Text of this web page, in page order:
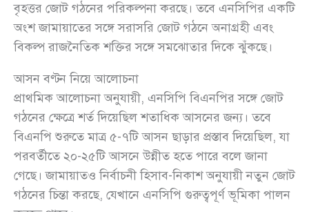
বৃহত্তর জোট গঠনের পরিকল্পনা করছে। তবে এনসিপির একটি
অংশ জামায়াতের সঙ্গে সরাসরি জোট গঠনে অনাগ্রহী এবং
বিকল্প রাজনৈতিক শক্তির সঙ্গে সমঝোতার দিকে ঝুঁকছে।
আসন বণ্টন নিয়ে আলোচনা
প্রাথমিক আলোচনা অনুযায়ী, এনসিপি বিএনপির সঙ্গে জোট
গঠনের ক্ষেত্রে শর্ত দিয়েছিল শতাধিক আসনের জন্য। তবে
বিএনপি শুরুতে মাত্র ৫-৭টি আসন ছাড়ার প্রস্তাব দিয়েছিল, যা
পরবর্তীতে ২০-২৫টি আসনে উন্নীত হতে পারে বলে জানা
গেছে। জামায়াতও নির্বাচনী হিসাব-নিকাশ অনুযায়ী নতুন জোট
গঠনের চিন্তা করছে, যেখানে এনসিপি গুরুত্বপূর্ণ ভূমিকা পালন